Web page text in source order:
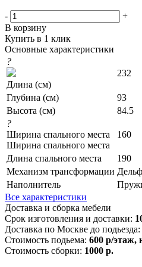
-
+
В корзину
Купить в 1 клик
Основные характеристики
?
Длина (см)
232
Глубина (см)
93
Высота (см)
84.5
?
Ширина спального места
Ширина спального места
160
Длина спального места
190
Механизм трансформации
Наполнитель
Все характеристики
Доставка и сборка мебели
Срок изготовления и доставки:
Доставка по Москве до подьезда:
Стоимость подьема: 600 р/этаж,
Стоимость сборки: 1000 р.